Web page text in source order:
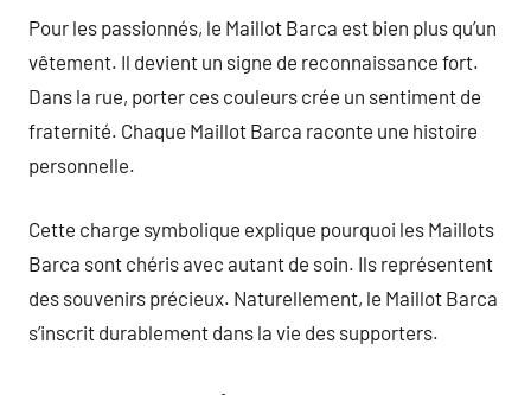
Pour les passionnés, le Maillot Barca est bien plus qu’un
vêtement. Il devient un signe de reconnaissance fort.
Dans la rue, porter ces couleurs crée un sentiment de
fraternité. Chaque Maillot Barca raconte une histoire
personnelle.
Cette charge symbolique explique pourquoi les Maillots
Barca sont chéris avec autant de soin. Ils représentent
des souvenirs précieux. Naturellement, le Maillot Barca
s’inscrit durablement dans la vie des supporters.